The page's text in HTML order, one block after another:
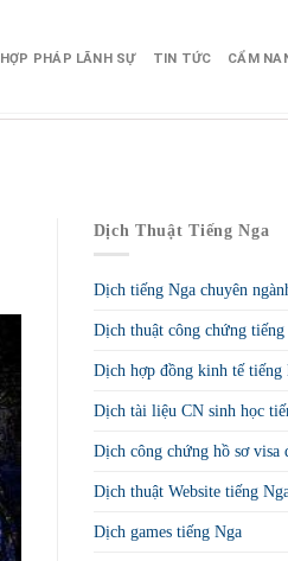
HỢP PHÁP LÃNH SỰ TIN TỨC CẨM
Dịch Thuật Tiếng Nga
Dịch tiếng Nga chuyên
Dịch thuật công chứng tiếng
Dịch hợp đồng kinh tế tiếng
Dịch tài liệu CN sinh học
Dịch công chứng hồ sơ visa
Dịch thuật Website tiếng
Dịch games tiếng Nga